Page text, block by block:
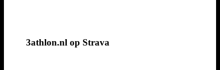
3athlon.nl op Strava